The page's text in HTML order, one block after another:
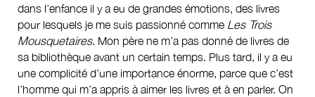
dans l’enfance il y a eu de grandes émotions, des livres
pour lesquels je me suis passionné comme Les Trois
Mousquetaires. Mon père ne m’a pas donné de livres de
sa bibliothèque avant un certain temps. Plus tard, il y a eu
une complicité d’une importance énorme, parce que c’est
l’homme qui m’a appris à aimer les livres et à en parler. On